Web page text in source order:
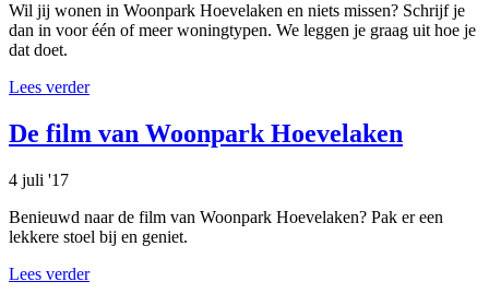
Wil jij wonen in Woonpark Hoevelaken en niets missen? Schrijf je
dan in voor één of meer woningtypen. We leggen je graag uit hoe je
dat doet.
Lees verder
De film van Woonpark Hoevelaken
4 juli '17
Benieuwd naar de film van Woonpark Hoevelaken? Pak er een
lekkere stoel bij en geniet.
Lees verder